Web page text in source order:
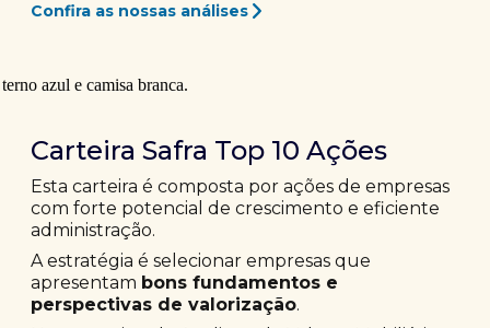
Confira as nossas análises
Carteira Safra Top 10 Ações
Esta carteira é composta por ações de empresas
com forte potencial de crescimento e eficiente
administração.
A estratégia é selecionar empresas que
apresentam bons fundamentos e
perspectivas de valorização.